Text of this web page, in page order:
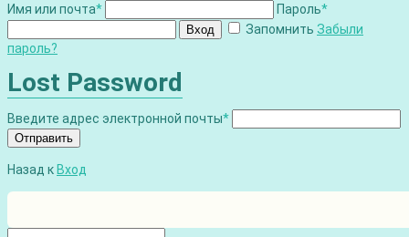
Имя или почта* Пароль*
Вход Запомнить Забыли
пароль?
Lost Password
Введите адрес электронной почты*
Отправить
Назад к Вход